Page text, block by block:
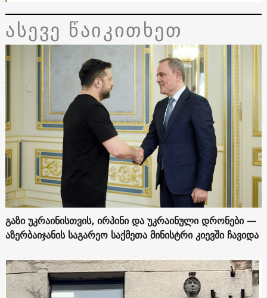
ასევე წაიკითხეთ
გაზი უკრაინისთვის, ირპინი და უკრაინული დრონები —
აზერბაიჯანის საგარეო საქმეთა მინისტრი კიევში ჩავიდა